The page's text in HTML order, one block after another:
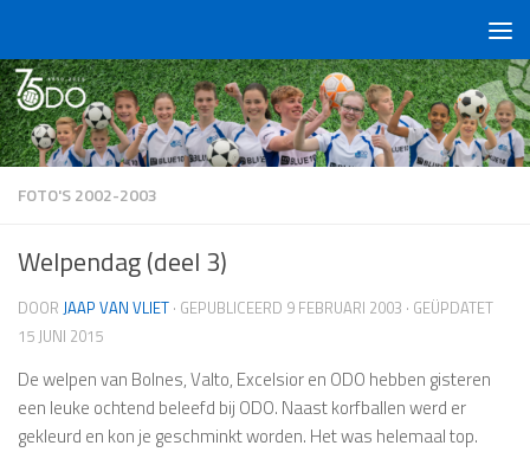
FOTO'S 2002-2003
Welpendag (deel 3)
DOOR JAAP VAN VLIET · GEPUBLICEERD 9 FEBRUARI 2003 · GEÜPDATET
15 JUNI 2015
De welpen van Bolnes, Valto, Excelsior en ODO hebben gisteren
een leuke ochtend beleefd bij ODO. Naast korfballen werd er
gekleurd en kon je geschminkt worden. Het was helemaal top.